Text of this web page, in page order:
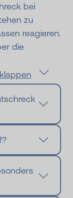
bei
zu
reagieren.
die